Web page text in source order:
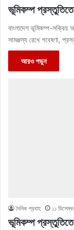
ভূমিকম্প
বাংলাদেশ ভূমিকম্প-
সামঞ্জস্য রেখে গবেষণা,
আরও পড়ুন
দৈনিক প্রবাহ ১১
ভূমিকম্প